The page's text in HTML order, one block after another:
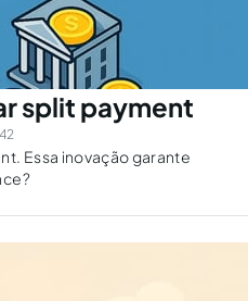
split payment
Essa inovação garante